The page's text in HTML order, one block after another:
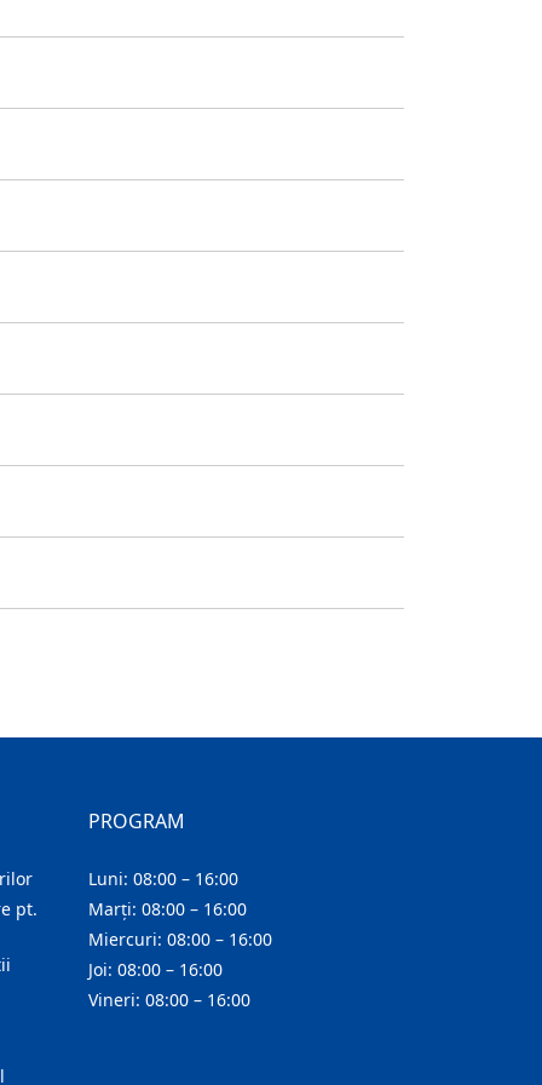
pt.
PROGRAM
Luni: 08:00 – 16:00
Marți: 08:00 – 16:00
Miercuri: 08:00 – 16:00
Joi: 08:00 – 16:00
Vineri: 08:00 – 16:00